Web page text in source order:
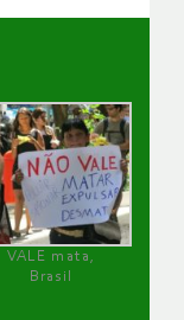
VALE mata,
Brasil